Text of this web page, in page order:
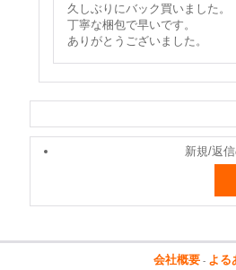
久しぶりにバック買いました。
丁寧な梱包で早いです。
ありがとうございました。
新規/返
会社概要 - よる